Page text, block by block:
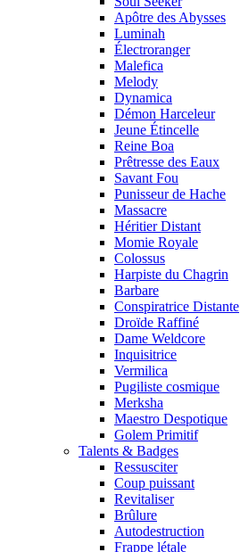
Apôtre des Abysses
Luminah
Électroranger
Malefica
Melody
Dynamica
Démon Harceleur
Jeune Étincelle
Reine Boa
Prêtresse des Eaux
Savant Fou
Punisseur de Hache
Massacre
Héritier Distant
Momie Royale
Colossus
Harpiste du Chagrin
Barbare
Conspiratrice Distante
Droïde Raffiné
Dame Weldcore
Inquisitrice
Vermilica
Pugiliste cosmique
Merksha
Maestro Despotique
Golem Primitif
Talents & Badges
Ressusciter
Coup puissant
Revitaliser
Brûlure
Autodestruction
Frappe létale